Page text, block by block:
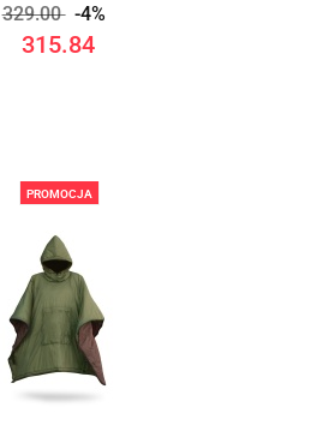
329.00 -4%
315.84
PROMOCJA